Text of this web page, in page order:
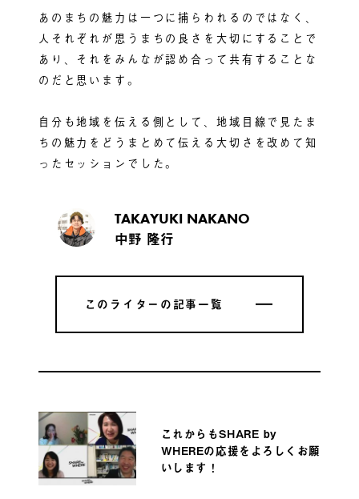
あのまちの魅力は一つに捕らわれるのではなく、
人それぞれが思うまちの良さを大切にすることで
あり、それをみんなが認め合って共有することな
のだと思います。
自分も地域を伝える側として、地域目線で見たま
ちの魅力をどうまとめて伝える大切さを改めて知
ったセッションでした。
TAKAYUKI NAKANO
中野 隆行
このライターの記事一覧
このライターの記事一覧
これからもSHARE by
WHEREの応援をよろしくお願
いします！